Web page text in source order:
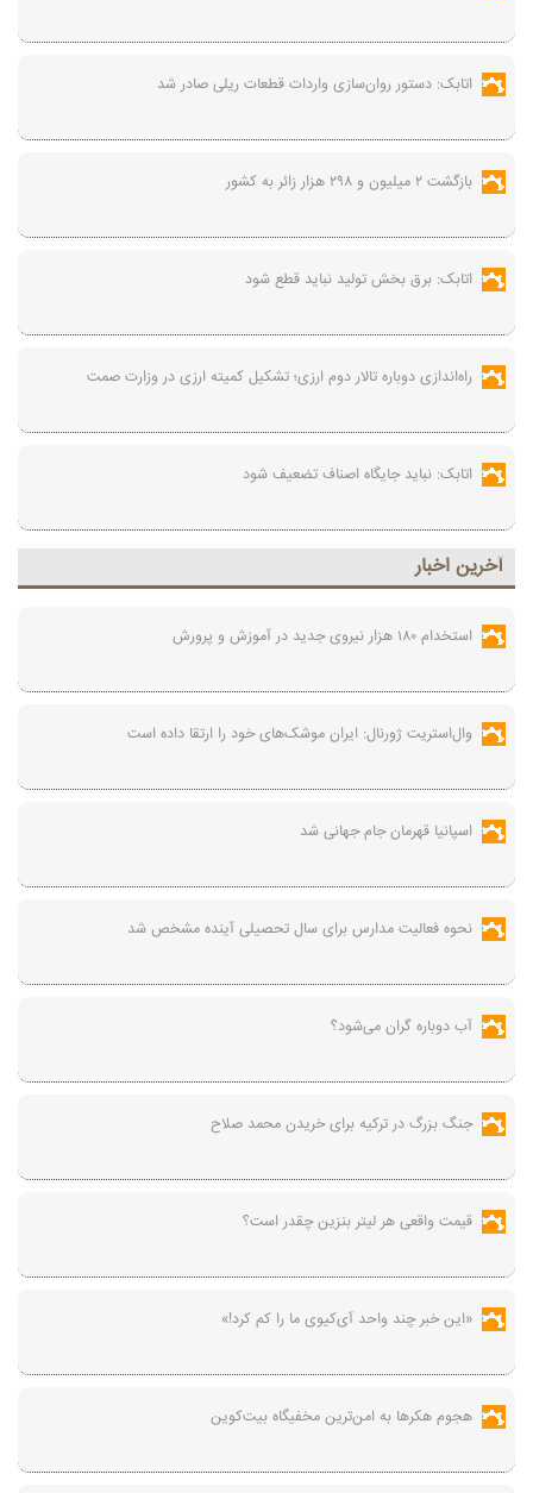
اتابک: دستور روان‌سازی واردات قطعات ریلی صادر شد
بازگشت ۲ میلیون و ۲۹۸ هزار زائر به کشور
اتابک: برق بخش تولید نباید قطع شود
راه‌اندازی دوباره تالار دوم ارزی؛ تشکیل کمیته ارزی در وزارت صمت
اتابک: نباید جایگاه اصناف تضعیف شود
آخرين اخبار
استخدام ۱۸۰ هزار نیروی جدید در آموزش‌ و پرورش
وال‌استریت ژورنال: ایران موشک‌های خود را ارتقا داده است
اسپانیا قهرمان جام جهانی شد
نحوه فعالیت مدارس برای سال تحصیلی آینده مشخص شد
آب دوباره گران می‌شود؟
جنگ بزرگ در ترکیه برای خریدن محمد صلاح
قیمت واقعی هر لیتر بنزین چقدر است؟
«این خبر چند واحد آی‌کیوی ما را کم کرد!»
هجوم هکرها به امن‌ترین مخفیگاه بیت‌کوین